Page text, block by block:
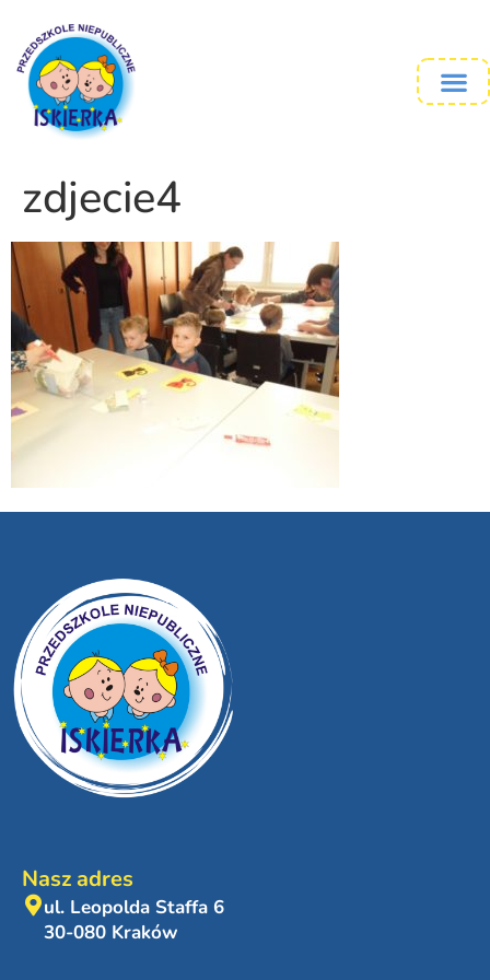
zdjecie4
Nasz adres
ul. Leopolda Staffa 6
30-080 Kraków